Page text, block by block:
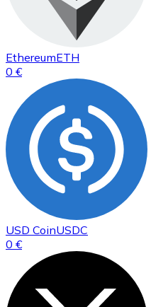
EthereumETH
0 €
USD CoinUSDC
0 €